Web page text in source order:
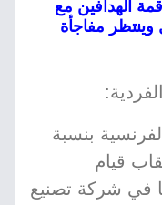
الهدافين مع
مفاجأة
الفرنسية بنسبة
قيام
في شركة تصنيع